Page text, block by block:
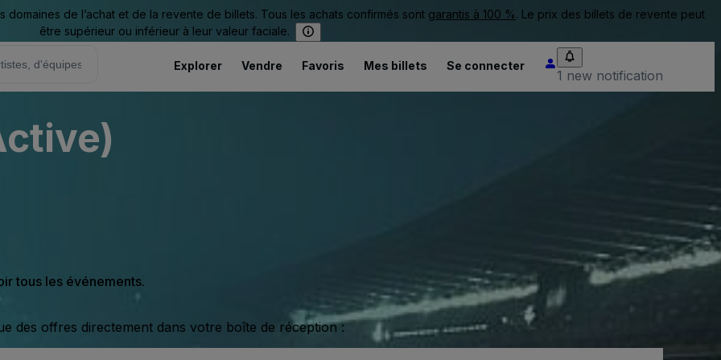
de l’achat et de la revente de billets. Tous les achats confirmés sont garantis à 100 %. Le prix des billets de revente peut
être supérieur ou inférieur à leur valeur faciale.
Explorer Vendre Favoris Mes billets Se connecter
1 new notification
tous les événements.
des offres directement dans votre boîte de réception :